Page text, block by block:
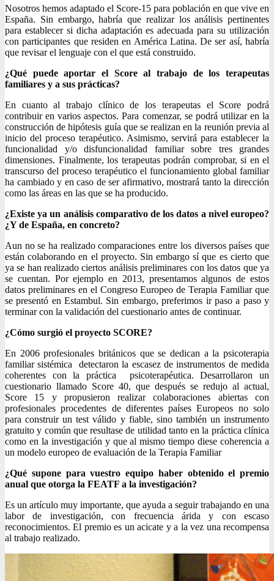
Nosotros hemos adaptado el Score-15 para población en que vive en
España. Sin embargo, habría que realizar los análisis pertinentes
para establecer si dicha adaptación es adecuada para su utilización
con participantes que residen en América Latina. De ser así, habría
que revisar el lenguaje con el que está construido.
¿Qué puede aportar el Score al trabajo de los terapeutas
familiares y a sus prácticas?
En cuanto al trabajo clínico de los terapeutas el Score podrá
contribuir en varios aspectos. Para comenzar, se podrá utilizar en la
construcción de hipótesis guía que se realizan en la reunión previa al
inicio del proceso terapéutico. Asimismo, servirá para establecer la
funcionalidad y/o disfuncionalidad familiar sobre tres grandes
dimensiones. Finalmente, los terapeutas podrán comprobar, si en el
transcurso del proceso terapéutico el funcionamiento global familiar
ha cambiado y en caso de ser afirmativo, mostrará tanto la dirección
como las áreas en las que se ha producido.
¿Existe ya un análisis comparativo de los datos a nivel europeo?
¿Y de España, en concreto?
Aun no se ha realizado comparaciones entre los diversos países que
están colaborando en el proyecto. Sin embargo sí que es cierto que
ya se han realizado ciertos análisis preliminares con los datos que ya
se cuentan. Por ejemplo en 2013, presentamos algunos de estos
datos preliminares en el Congreso Europeo de Terapia Familiar que
se presentó en Estambul. Sin embargo, preferimos ir paso a paso y
terminar con la validación del cuestionario antes de continuar.
¿Cómo surgió el proyecto SCORE?
En 2006 profesionales británicos que se dedican a la psicoterapia
familiar sistémica detectaron la escasez de instrumentos de medida
coherentes con la práctica psicoterapéutica. Desarrollaron un
cuestionario llamado Score 40, que después se redujo al actual,
Score 15 y propusieron realizar colaboraciones abiertas con
profesionales procedentes de diferentes países Europeos no solo
para construir un test válido y fiable, sino también un instrumento
gratuito y común que resultase de utilidad tanto en la práctica clínica
como en la investigación y que al mismo tiempo diese coherencia a
un modelo europeo de evaluación de la Terapia Familiar
¿Qué supone para vuestro equipo haber obtenido el premio
anual que otorga la FEATF a la investigación?
Es un artículo muy importante, que ayuda a seguir trabajando en una
labor de investigación, con frecuencia árida y con escaso
reconocimientos. El premio es un acicate y a la vez una recompensa
al trabajo realizado.